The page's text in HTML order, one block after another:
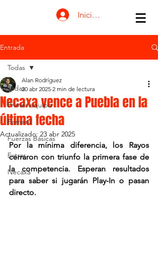
Iniciar sesión
Entrada
Todas
Primer equipo
Femenil
Fuerzas Básicas
Extras
Necaxa
Todas
Necaxa vence a Puebla en la
última fecha
Alan Rodríguez
20 abr 2025 2 min de lectura
Actualizado: 23 abr 2025
Por la mínima diferencia, los Rayos
cerraron con triunfo la primera fase de
la competencia. Esperan resultados
para saber si jugarán Play-In o pasan
directo.